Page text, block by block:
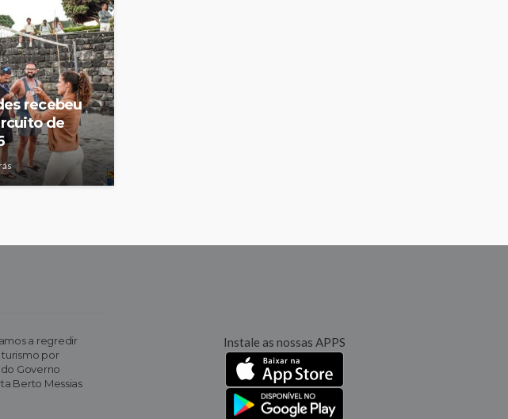
recebeu
de
a regredir
turismo por
Governo
Berto Messias
Instale as nossas APPS